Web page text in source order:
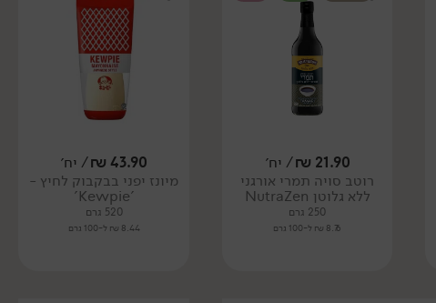
21.90
₪/ יח׳
רוטב סויה תמרי אורגני
ללא גלוטן NutraZen
250 גרם
8.76 ₪ ל-100 גרם
43.90
₪/ יח׳
מיונז יפני בבקבוק לחיץ -
'Kewpie'
520 גרם
8.44 ₪ ל-100 גרם